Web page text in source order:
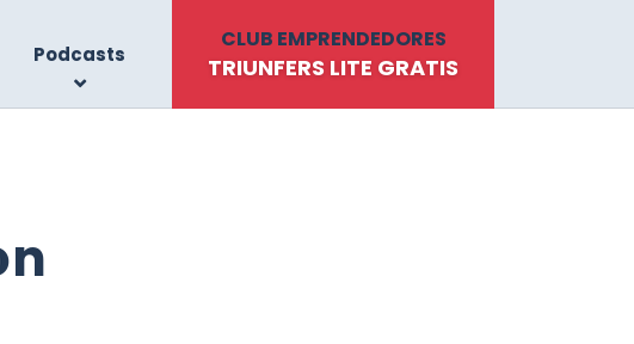
Podcasts
CLUB EMPRENDEDORES
TRIUNFERS LITE GRATIS